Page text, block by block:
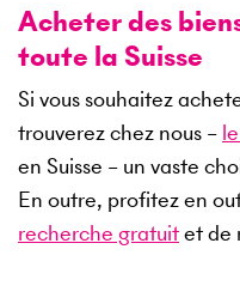
Acheter des
toute la Suisse
Si vous souhaitez
trouverez chez nous –
en Suisse – un vaste
En outre, profitez en
recherche gratuitet de